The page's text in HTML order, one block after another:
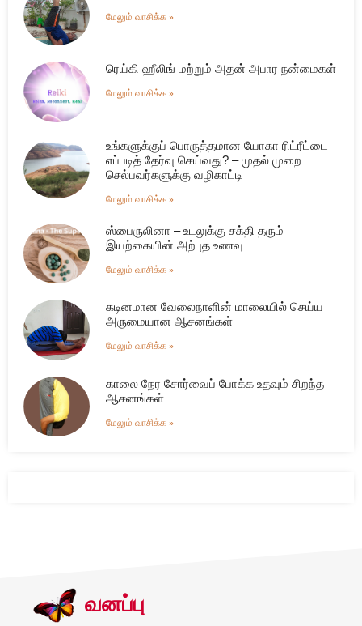
மேலும் வாசிக்க »
ரெய்கி ஹீலிங் மற்றும் அதன் அபார நன்மைகள்
மேலும் வாசிக்க »
உங்களுக்குப் பொருத்தமான யோகா ரிட்ரீட்டை
எப்படித் தேர்வு செய்வது? – முதல் முறை
செல்பவர்களுக்கு வழிகாட்டி
மேலும் வாசிக்க »
ஸ்பைருலினா – உடலுக்கு சக்தி தரும்
இயற்கையின் அற்புத உணவு
மேலும் வாசிக்க »
கடினமான வேலைநாளின் மாலையில் செய்ய
அருமையான ஆசனங்கள்
மேலும் வாசிக்க »
காலை நேர சோர்வைப் போக்க உதவும் சிறந்த
ஆசனங்கள்
மேலும் வாசிக்க »
வனப்பு